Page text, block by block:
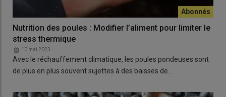
Nutrition des poules : Modifier l’aliment pour limiter le
stress thermique
10 mai 2023
Avec le réchauffement climatique, les poules pondeuses sont
de plus en plus souvent sujettes à des baisses de…